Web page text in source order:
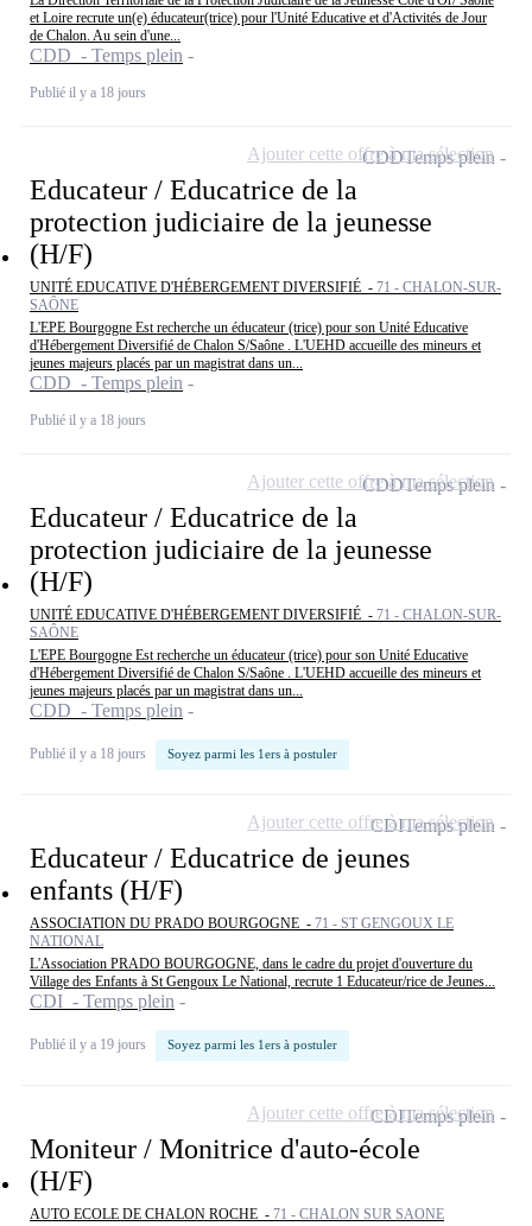
et Loire recrute un(e) éducateur(trice) pour l'Unité Educative et d'Activités de Jour
de Chalon. Au sein d'une...
CDD - Temps plein
Publié il y a 18 jours
Educateur / Educatrice de la
protection judiciaire de la jeunesse
(H/F)
UNITÉ EDUCATIVE D'HÉBERGEMENT DIVERSIFIÉ - 71 - CHALON-SUR-
SAÔNE
L'EPE Bourgogne Est recherche un éducateur (trice) pour son Unité Educative
d'Hébergement Diversifié de Chalon S/Saône . L'UEHD accueille des mineurs et
jeunes majeurs placés par un magistrat dans un...
CDD - Temps plein
Publié il y a 18 jours
CDDTemps plein
Ajouter cette offre à ma sélection
Educateur / Educatrice de la
protection judiciaire de la jeunesse
(H/F)
UNITÉ EDUCATIVE D'HÉBERGEMENT DIVERSIFIÉ - 71 - CHALON-SUR-
SAÔNE
L'EPE Bourgogne Est recherche un éducateur (trice) pour son Unité Educative
d'Hébergement Diversifié de Chalon S/Saône . L'UEHD accueille des mineurs et
jeunes majeurs placés par un magistrat dans un...
CDD - Temps plein
Publié il y a 18 jours Soyez parmi les 1ers à postuler
CDDTemps plein
Ajouter cette offre à ma sélection
Educateur / Educatrice de jeunes
enfants (H/F)
ASSOCIATION DU PRADO BOURGOGNE - 71 - ST GENGOUX LE
NATIONAL
L'Association PRADO BOURGOGNE, dans le cadre du projet d'ouverture du
Village des Enfants à St Gengoux Le National, recrute 1 Educateur/rice de Jeunes...
CDI - Temps plein
Publié il y a 19 jours Soyez parmi les 1ers à postuler
CDITemps plein
Ajouter cette offre à ma sélection
Moniteur / Monitrice d'auto-école
(H/F)
AUTO ECOLE DE CHALON ROCHE - 71 - CHALON SUR SAONE
CDITemps plein
Ajouter cette offre à ma sélection